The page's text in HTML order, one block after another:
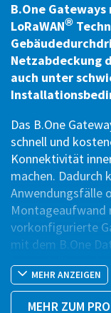
B.One
LoRaWAN®
Netzabdeckung
auch unter
Das B.One
schnell und
Konnektivität
machen. Dadurch
Anwendungsfälle
Montageaufwand
vorkonfigurierte
mit dem B.One
hergestellt wurde.
Betriebsstatus
einsehen. Ein
MEHR ANZEIGEN
MEHR ZUM